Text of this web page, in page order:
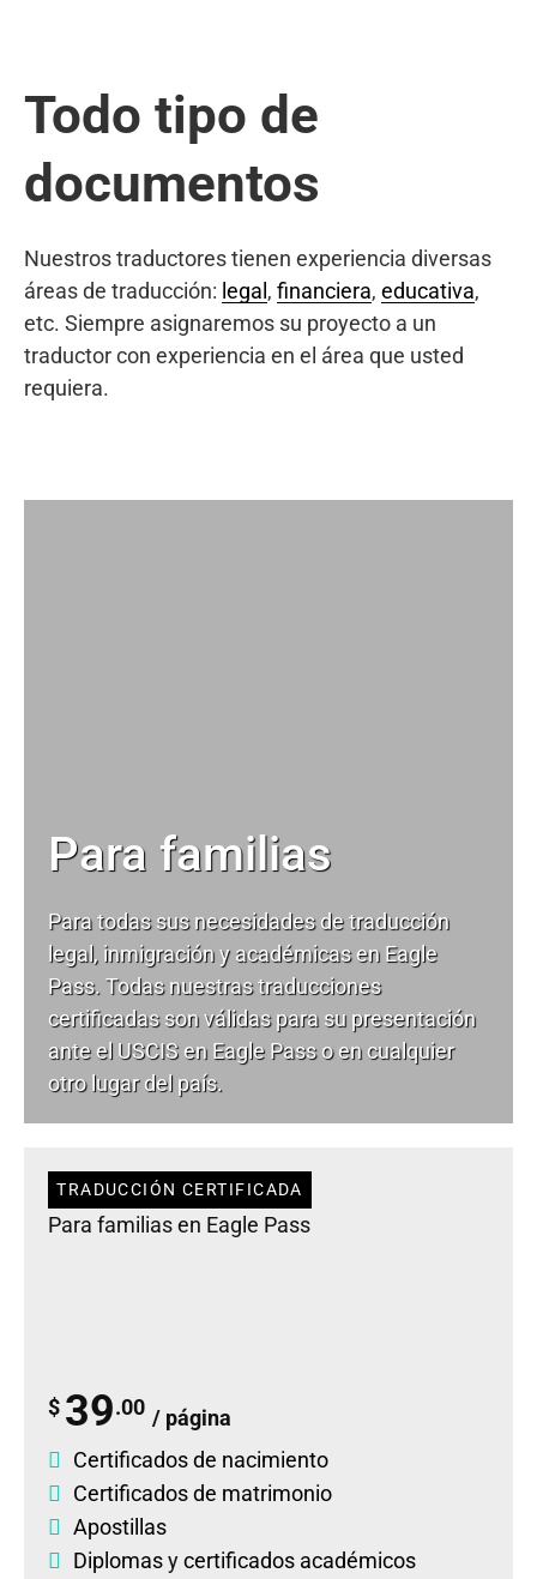
Todo tipo de
documentos
Nuestros traductores tienen experiencia diversas
áreas de traducción: legal , financiera, educativa,
etc. Siempre asignaremos su proyecto a un
traductor con experiencia en el área que usted
requiera.
Para familias
Para todas sus necesidades detraducción
legal, inmigración y académicas en Eagle
Pass. Todas nuestras traducciones
certificadas son válidas para su presentación
ante el USCIS en Eagle Pass o en cualquier
otro lugar del país.
TRADUCCIÓN CERTIFICADA
Para familias en Eagle Pass
$ 39.00 / página
Certificados de nacimiento
Certificados de matrimonio
Apostillas
Diplomasycertificados académicos